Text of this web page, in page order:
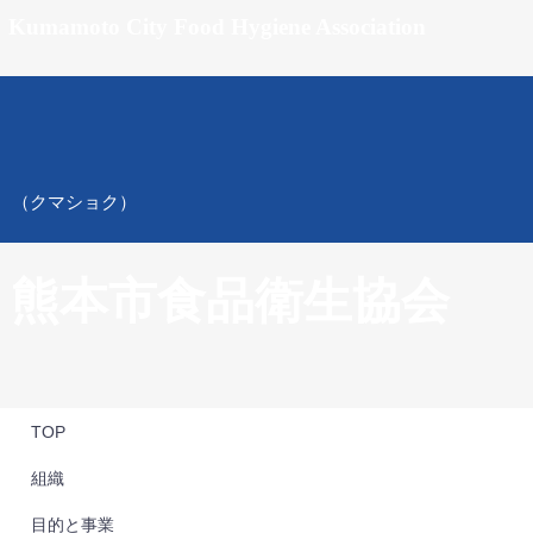
（クマショク）
TOP
組織
目的と事業